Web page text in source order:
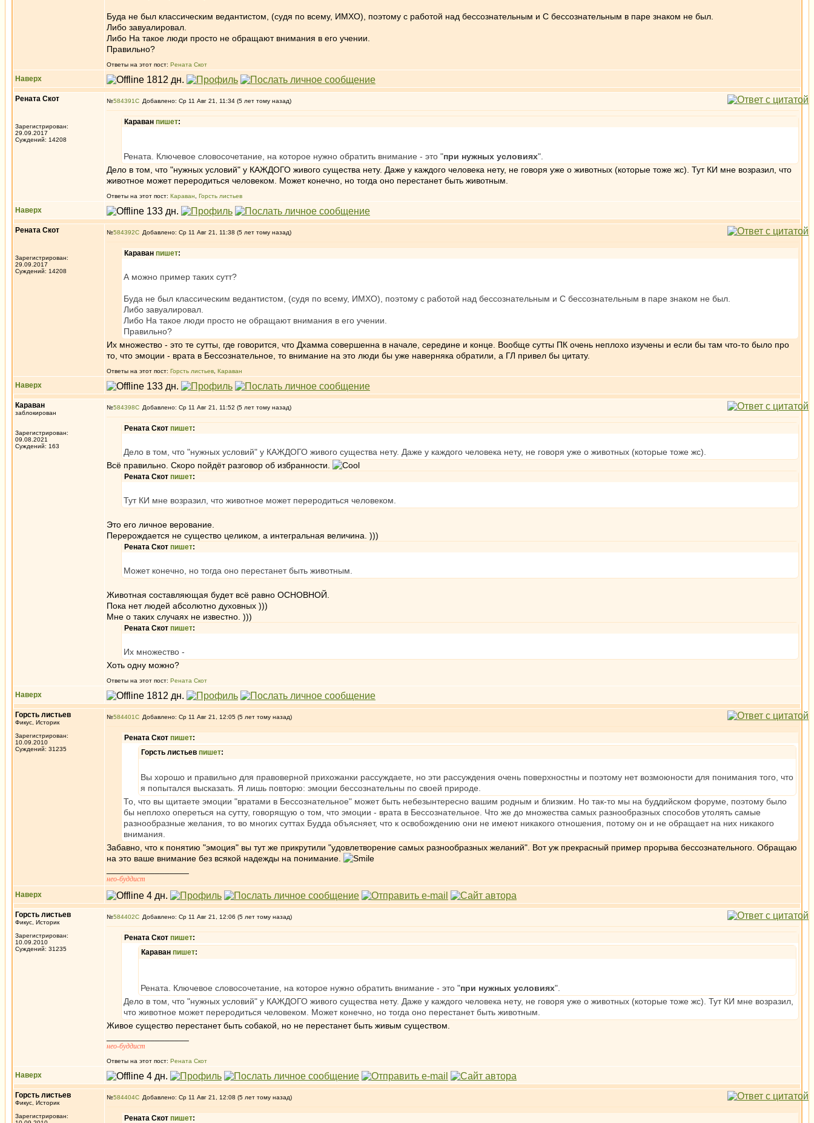
Буда не был классическим ведантистом, (судя по всему, ИМХО), поэтому с работой над бессознательным и С бессознательным в паре знаком не был.
Либо завуалировал.
Либо На такое люди просто не обращают внимания в его учении.
Правильно?
Ответы на этот пост: Рената Скот
Наверх
Рената Скот
Зарегистрирован:
29.09.2017
Суждений: 14208
№584391 Добавлено: Ср 11 Авг 21, 11:34 (5 лет тому назад)
Караван пишет:
Рената. Ключевое словосочетание, на которое нужно обратить внимание - это "при нужных условиях".
Дело в том, что "нужных условий" у КАЖДОГО живого существа нету. Даже у каждого человека нету, не говоря уже о животных (которые тоже жс). Тут КИ мне возразил, что
животное может переродиться человеком. Может конечно, но тогда оно перестанет быть животным.
Ответы на этот пост: Караван Горсть листьев
Наверх
Рената Скот
Зарегистрирован:
29.09.2017
Суждений: 14208
№584392 Добавлено: Ср 11 Авг 21, 11:38 (5 лет тому назад)
Караван пишет:
А можно пример таких сутт?
Буда не был классическим ведантистом, (судя по всему, ИМХО), поэтому с работой над бессознательным и С бессознательным в паре знаком не был.
Либо завуалировал.
Либо На такое люди просто не обращают внимания в его учении.
Правильно?
Их множество - это те сутты, где говорится, что Дхамма совершенна в начале, середине и конце. Вообще сутты ПК очень неплохо изучены и если бы там что-то было про
то, что эмоции - врата в Бессознательное, то внимание на это люди бы уже наверняка обратили, а ГЛ привел бы цитату.
Ответы на этот пост: Горсть листьев Караван
Наверх
Караван
заблокирован
Зарегистрирован:
09.08.2021
Суждений: 163
№584398 Добавлено: Ср 11 Авг 21, 11:52 (5 лет тому назад)
Рената Скот пишет:
Дело в том, что "нужных условий" у КАЖДОГО живого существа нету. Даже у каждого человека нету, не говоря уже о животных (которые тоже жс).
Всё правильно. Скоро пойдёт разговор об избранности.
Рената Скот пишет:
Тут КИ мне возразил, что животное может переродиться человеком.
Это его личное верование.
Перерождается не существо целиком, а интегральная величина. )))
Рената Скот пишет:
Может конечно, но тогда оно перестанет быть животным.
Животная составляющая будет всё равно ОСНОВНОЙ.
Пока нет людей абсолютно духовных )))
Мне о таких случаях не известно. )))
Рената Скот пишет:
Их множество -
Хоть одну можно?
Ответы на этот пост: Рената Скот
Наверх
Горсть листьев
Фикус, Историк
Зарегистрирован:
10.09.2010
Суждений: 31235
№584401 Добавлено: Ср 11 Авг 21, 12:05 (5 лет тому назад)
Рената Скот пишет:
Горсть листьев пишет:
Вы хорошо и правильно для правоверной прихожанки рассуждаете, но эти рассуждения очень поверхностны и поэтому нет возмоюности для понимания того, что
я попытался высказать. Я лишь повторю: эмоции бессознательны по своей природе.
То, что вы щитаете эмоции "вратами в Бессознательное" может быть небезынтересно вашим родным и близким. Но так-то мы на буддийском форуме, поэтому было
бы неплохо опереться на сутту, говорящую о том, что эмоции - врата в Бессознательное. Что же до множества самых разнообразных способов утолять самые
разнообразные желания, то во многих суттах Будда объясняет, что к освобождению они не имеют никакого отношения, потому он и не обращает на них никакого
внимания.
Забавно, что к понятию "эмоция" вы тут же прикрутили "удовлетворение самых разнообразных желаний". Вот уж прекрасный пример прорыва бессознательного. Обращаю
на это ваше внимание без всякой надежды на понимание.
нео-буддист
Наверх
Горсть листьев
Фикус, Историк
Зарегистрирован:
10.09.2010
Суждений: 31235
№584402 Добавлено: Ср 11 Авг 21, 12:06 (5 лет тому назад)
Рената Скот пишет:
Караван пишет:
Рената. Ключевое словосочетание, на которое нужно обратить внимание - это "при нужных условиях".
Дело в том, что "нужных условий" у КАЖДОГО живого существа нету. Даже у каждого человека нету, не говоря уже о животных (которые тоже жс). Тут КИ мне возразил,
что животное может переродиться человеком. Может конечно, но тогда оно перестанет быть животным.
Живое существо перестанет быть собакой, но не перестанет быть живым существом.
нео-буддист
Ответы на этот пост: Рената Скот
Наверх
Горсть листьев
Фикус, Историк
Зарегистрирован:
№584404 Добавлено: Ср 11 Авг 21, 12:08 (5 лет тому назад)
Рената Скот пишет: